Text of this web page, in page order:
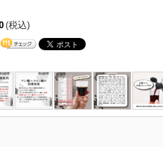
(税込)